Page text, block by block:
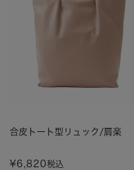
合皮トート型リュック/肩楽
¥6,820税込